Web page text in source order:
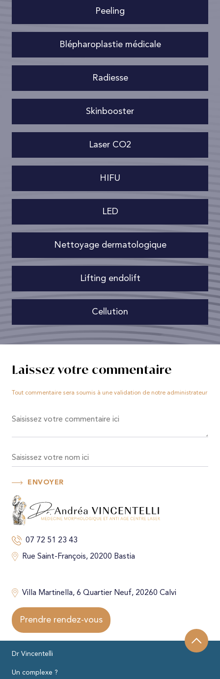
Peeling
Blépharoplastie médicale
Radiesse
Skinbooster
Laser CO2
HIFU
LED
Nettoyage dermatologique
Lifting endolift
Cellution
Laissez votre commentaire
Tout commentaire sera soumis à une validation de notre administrateur
ENVOYER
07 72 51 23 43
Rue Saint-François, 20200 Bastia
Villa Martinella, 6 Quartier Neuf, 20260 Calvi
Prendre rendez-vous
Dr Vincentelli
Un complexe ?